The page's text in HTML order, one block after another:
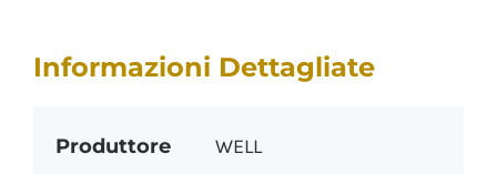
Informazioni Dettagliate
Produttore WELL